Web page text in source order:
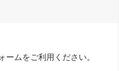
ームをご利用ください。